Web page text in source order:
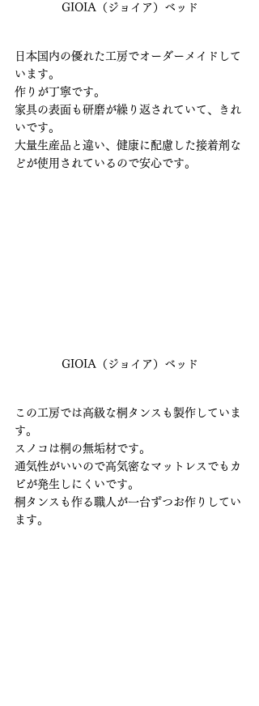
GIOIA（ジョイア）ベッド
日本国内の優れた工房でオーダーメイドして
います。
作りが丁寧です。
家具の表面も研磨が繰り返されていて、きれ
いです。
大量生産品と違い、健康に配慮した接着剤な
どが使用されているので安心です。
GIOIA（ジョイア）ベッド
この工房では高級な桐タンスも製作していま
す。
スノコは桐の無垢材です。
通気性がいいので高気密なマットレスでもカ
ビが発生しにくいです。
桐タンスも作る職人が一台ずつお作りしてい
ます。